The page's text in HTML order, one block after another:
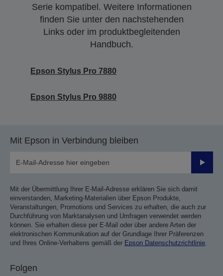
Serie kompatibel. Weitere Informationen
finden Sie unter den nachstehenden
Links oder im produktbegleitenden
Handbuch.
Epson Stylus Pro 7880
Epson Stylus Pro 9880
Mit Epson in Verbindung bleiben
Mit der Übermittlung Ihrer E-Mail-Adresse erklären Sie sich damit
einverstanden, Marketing-Materialien über Epson Produkte,
Veranstaltungen, Promotions und Services zu erhalten, die auch zur
Durchführung von Marktanalysen und Umfragen verwendet werden
können. Sie erhalten diese per E-Mail oder über andere Arten der
elektronischen Kommunikation auf der Grundlage Ihrer Präferenzen
und Ihres Online-Verhaltens gemäß der Epson Datenschutzrichtlinie
Folgen